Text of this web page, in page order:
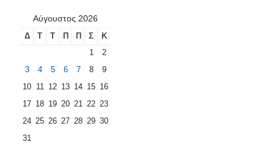
Αύγουστος 2026
Δ Τ Τ Π Π Σ
Κ
1
2
3
4 5 6 7 8
9
10 11 12 13 14 15 16
17 18 19 20 21 22 23
24 25 26 27 28 29 30
31